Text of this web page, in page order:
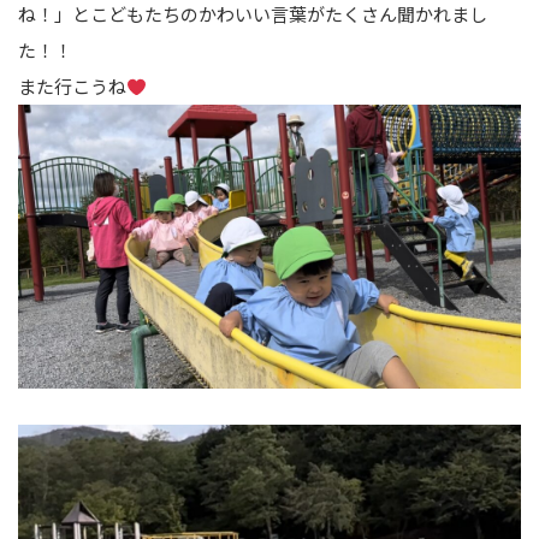
ね！」とこどもたちのかわいい言葉がたくさん聞かれまし
た！！
また行こうね